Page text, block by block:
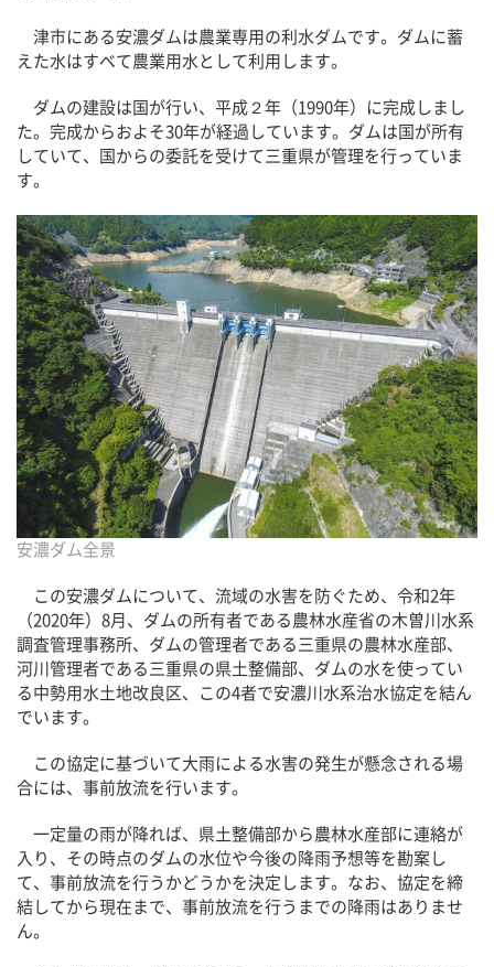
津市にある安濃ダムは農業専用の利水ダムです。ダムに蓄
えた水はすべて農業用水として利用します。
ダムの建設は国が行い、平成２年（1990年）に完成しまし
た。完成からおよそ30年が経過しています。ダムは国が所有
していて、国からの委託を受けて三重県が管理を行っていま
す。
安濃ダム全景
この安濃ダムについて、流域の水害を防ぐため、令和2年
（2020年）8月、ダムの所有者である農林水産省の木曽川水系
調査管理事務所、ダムの管理者である三重県の農林水産部、
河川管理者である三重県の県土整備部、ダムの水を使ってい
る中勢用水土地改良区、この4者で安濃川水系治水協定を結ん
でいます。
この協定に基づいて大雨による水害の発生が懸念される場
合には、事前放流を行います。
一定量の雨が降れば、県土整備部から農林水産部に連絡が
入り、その時点のダムの水位や今後の降雨予想等を勘案し
て、事前放流を行うかどうかを決定します。なお、協定を締
結してから現在まで、事前放流を行うまでの降雨はありませ
ん。